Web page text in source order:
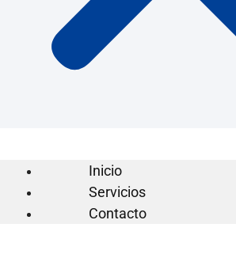
Inicio
Servicios
Contacto